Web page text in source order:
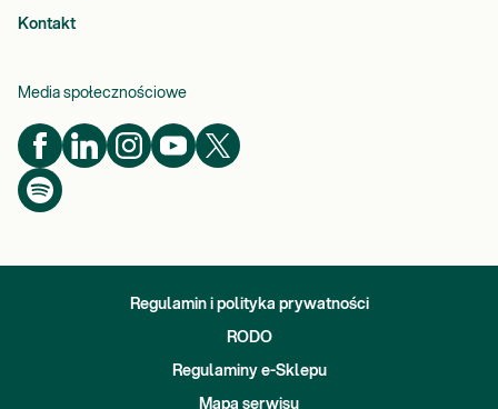
Kontakt
Media społecznościowe
Regulamin i polityka prywatności
RODO
Regulaminy e-Sklepu
Mapa serwisu